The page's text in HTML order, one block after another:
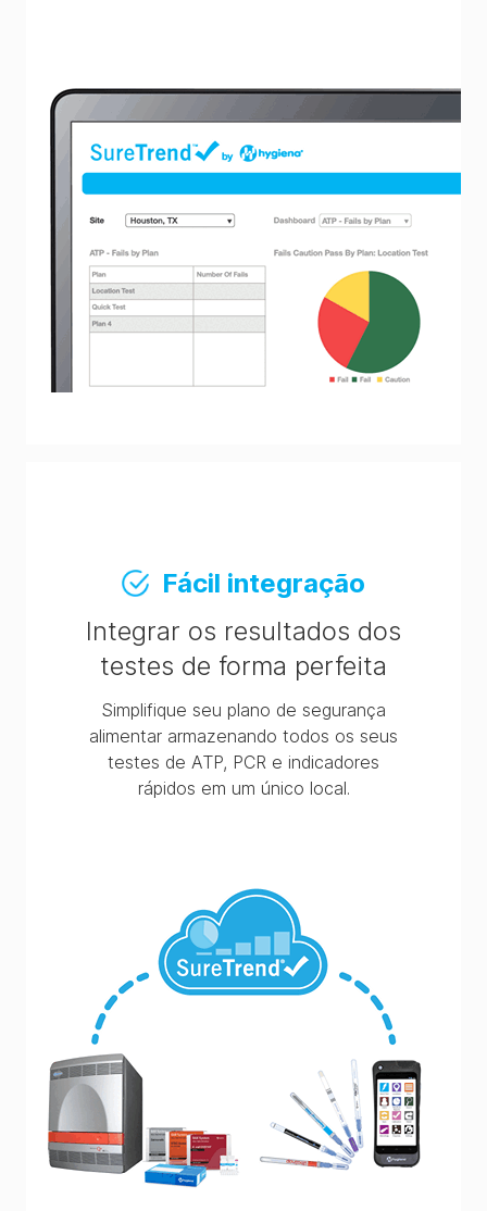
Fácil integração
Integrar os resultados dos
testes de forma perfeita
Simplifique seu plano de segurança
alimentar armazenando todos os seus
testes de ATP, PCR e indicadores
rápidos em um único local.